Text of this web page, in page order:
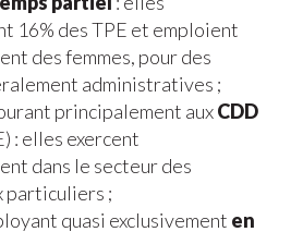
16% des TPE et emploient
des femmes, pour des
administratives ;
principalement auxCDD
: elles exercent
dans le secteur des
particuliers ;
quasi exclusivement en